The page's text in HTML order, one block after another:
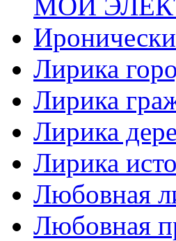
Лирика
Лирика
Лирика
Лирика
Любовная
Любовная